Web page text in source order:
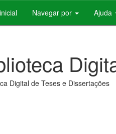
Navegar por Ajuda
Digital de Teses e Dissertações